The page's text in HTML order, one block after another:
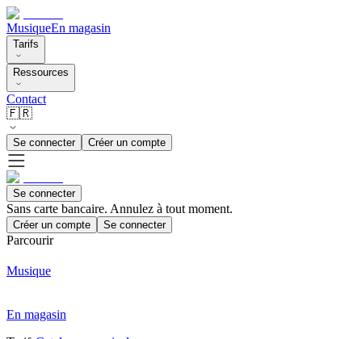
MusiqueEn magasin
Tarifs
Ressources
Contact
🇫🇷
Se connecter Créer un compte
Se connecter
Sans carte bancaire. Annulez à tout moment.
Créer un compte Se connecter
Parcourir
Musique
En magasin